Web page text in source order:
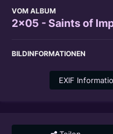
VOM ALBUM
2x05 - Saints of
BILDINFORMATIONEN
EXIF